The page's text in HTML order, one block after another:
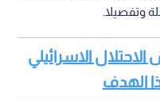
وتفصيلا.
الاحتلال الاسرائيلي
الهدف